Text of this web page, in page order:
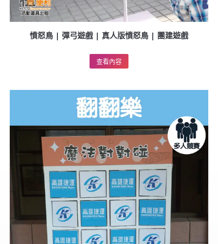
憤怒鳥 | 彈弓遊戲 | 真人版憤怒鳥 | 團建遊戲
查看內容